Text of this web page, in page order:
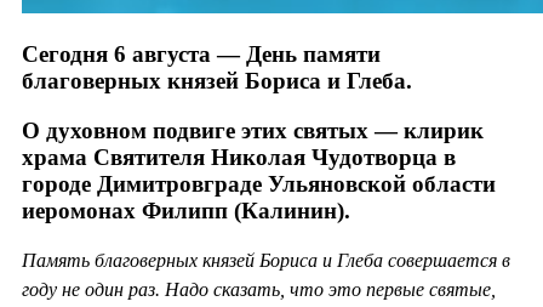
Сегодня 6 августа — День памяти
благоверных князей Бориса и Глеба.
О духовном подвиге этих святых — клирик
храма Святителя Николая Чудотворца в
городе Димитровграде Ульяновской области
иеромонах Филипп (Калинин).
Память благоверных князей Бориса и Глеба совершается в
году не один раз. Надо сказать, что это первые святые,